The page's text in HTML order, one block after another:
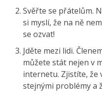
Svěřte se přátelům.
si myslí, že na ně
se ozvat!
Jděte mezi lidi.
můžete stát nejen v
internetu. Zjistíte, že
stejnými problémy a